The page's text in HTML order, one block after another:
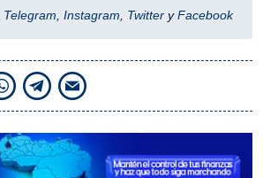
Telegram, Instagram, TwitteryFacebook